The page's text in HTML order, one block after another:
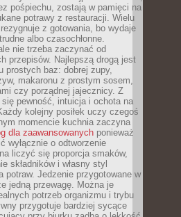
pośpiechu, zostają w pamięci na
potrawy z restauracji. Wielu
z gotowania, bo wydaje
albo czasochłonne.
nie trzeba zaczynać od
przepisów. Najlepszą drogą jest
prostych baz: dobrej zupy,
makaronu z prostym sosem,
czy porządnej jajecznicy. Z
pewność, intuicja i ochota na
kolejny posiłek uczy czegoś
momencie kuchnia zaczyna
dla zaawansowanych ponieważ
wyłącznie o odtworzenie
liczyć się proporcja smaków,
składników i własny styl
potraw. Jedzenie przygotowane w
jedną przewagę. Można je
potrzeb organizmu i trybu
przygotuje bardziej sycące